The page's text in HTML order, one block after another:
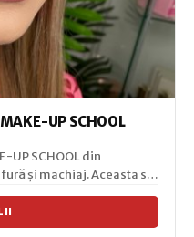
UP SCHOOL
UP SCHOOL din
și machiaj. Aceasta se